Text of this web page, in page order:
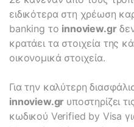
ειδικότερα στη χρέωση
banking το innoview.gr
κρατάει τα στοιχεία της
οικονομικά στοιχεία.
Για την καλύτερη
innoview.gr υποστηρίζει
κωδικού Verified by Visa